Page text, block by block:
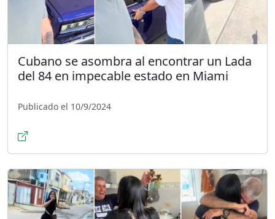
Cubano se asombra al encontrar un Lada
del 84 en impecable estado en Miami
Publicado el 10/9/2024